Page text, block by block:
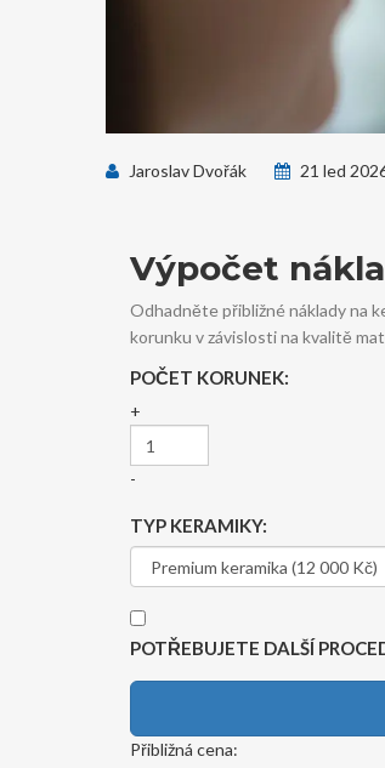
Jaroslav Dvořák 21 led
Výpočet
Odhadněte přibližné náklady na
korunku v závislosti na kvalitě
POČET KORUNEK:
+
-
TYP KERAMIKY:
POTŘEBUJETE DALŠÍ
Přibližná cena: